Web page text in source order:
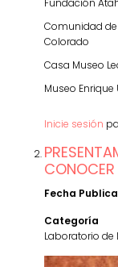
Fundación
Comunidad
Colorado
Casa Museo
Museo Enrique
Inicie sesión
Fecha
Categoría
Laboratorio de